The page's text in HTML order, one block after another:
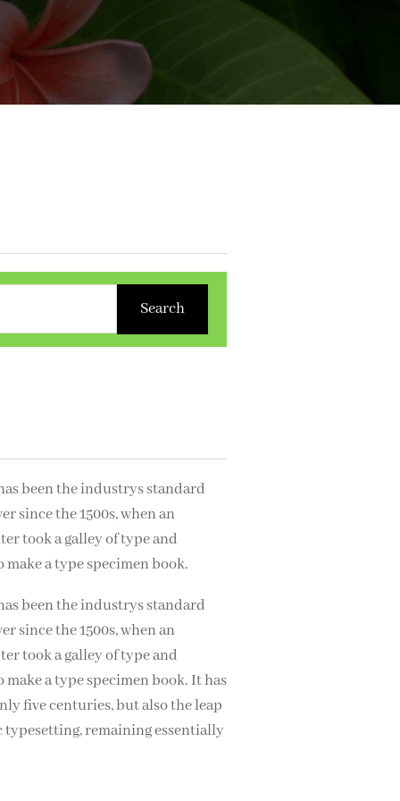
Search
been the industrys standard
since the 1500s, when an
took a galley of type and
a type specimen book.
been the industrys standard
since the 1500s, when an
took a galley of type and
a type specimen book. It has
five centuries, but also the leap
remaining essentially